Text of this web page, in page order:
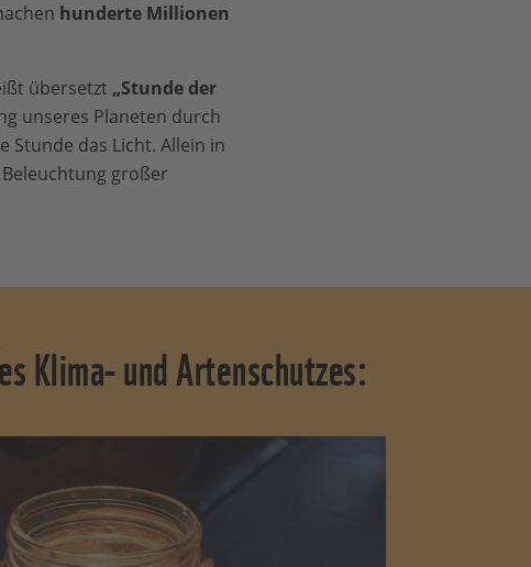
hunderte Millionen
übersetzt „Stunde der
unseres Planeten durch
Stunde das Licht. Allein in
großer
Klima- und Artenschutzes: